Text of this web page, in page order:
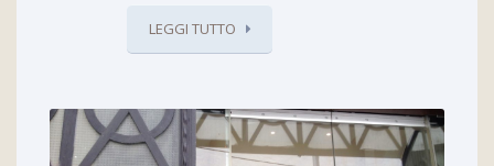
LEGGI TUTTO